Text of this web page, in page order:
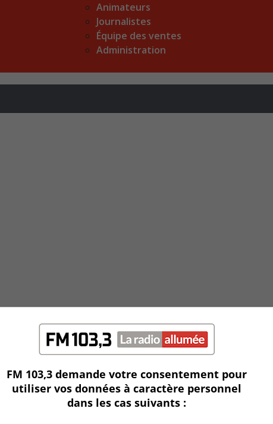
Animateurs
Journalistes
Équipe des ventes
Administration
FM 103,3 demande votre consentement pour
utiliser vos données à caractère personnel
dans les cas suivants :